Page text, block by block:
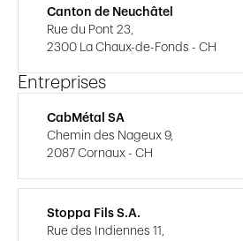
Canton de Neuchâtel
Rue du Pont 23,
2300 La Chaux-de-Fonds - CH
Entreprises
CabMétal SA
Chemin des Nageux 9,
2087 Cornaux - CH
Stoppa Fils S.A.
Rue des Indiennes 11,